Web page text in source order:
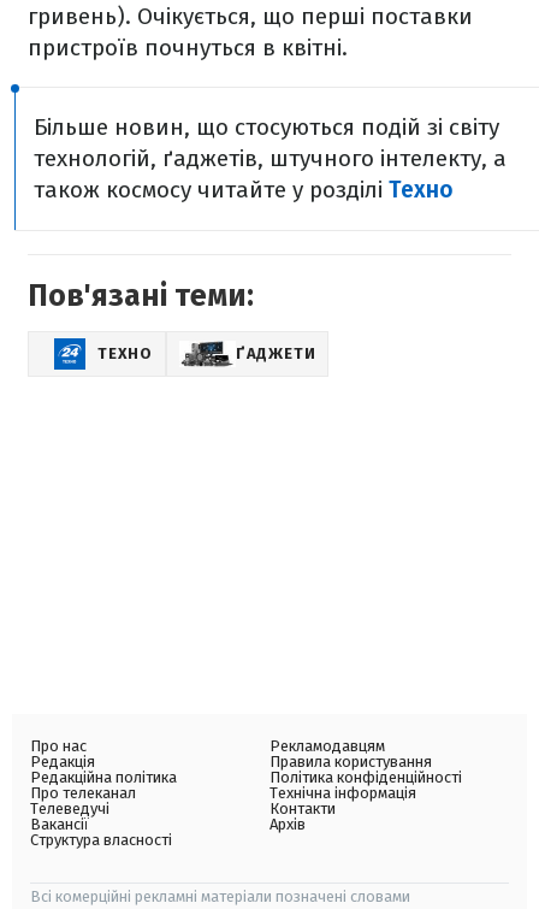
гривень). Очікується, що перші поставки
пристроїв почнуться в квітні.
Більше новин, що стосуються подій зі світу
технологій, ґаджетів, штучного інтелекту, а
також космосу читайте у розділі Техно
Пов'язані теми:
ТЕХНО ҐАДЖЕТИ
Про нас
Редакція
Редакційна політика
Про телеканал
Телеведучі
Вакансії
Структура власності
Рекламодавцям
Правила користування
Політика конфіденційності
Технічна інформація
Контакти
Архів
Всі комерційні рекламні матеріали позначені словами